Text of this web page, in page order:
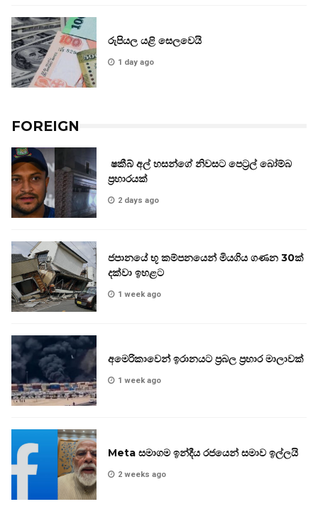
රුපියල යළි සෙලවෙයි
1 day ago
FOREIGN
ෂකීබ් අල් හසන්ගේ නිවසට පෙට්‍රල් බෝම්බ
ප්‍රහාරයක්
2 days ago
ජපානයේ භූ කම්පනයෙන් මියගිය ගණන 30ක්
දක්වා ඉහළට
1 week ago
අමෙරිකාවෙන් ඉරානයට ප්‍රබල ප්‍රහාර මාලාවක්
1 week ago
Meta සමාගම ඉන්දීය රජයෙන් සමාව ඉල්ලයි
2 weeks ago